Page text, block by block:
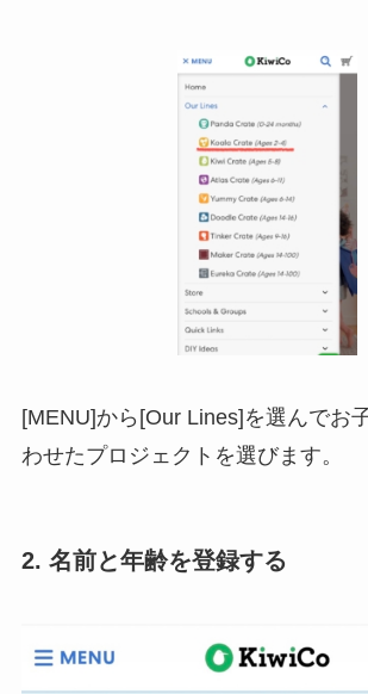
[MENU]から[Our Lines]を選んでお
わせたプロジェクトを選びます。
2. 名前と年齢を登録する